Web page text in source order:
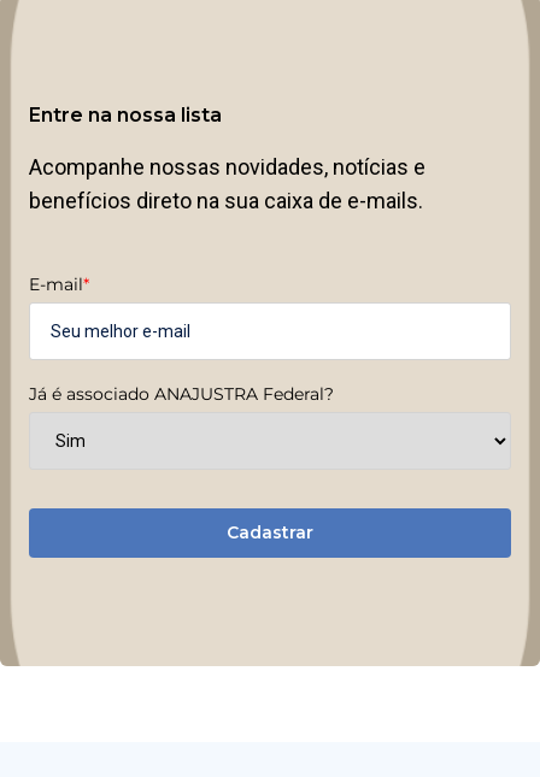
Entre na nossa lista
Acompanhe nossas novidades, notícias e
benefícios direto na sua caixa de e-mails.
E-mail*
Já é associado ANAJUSTRA Federal?
Cadastrar